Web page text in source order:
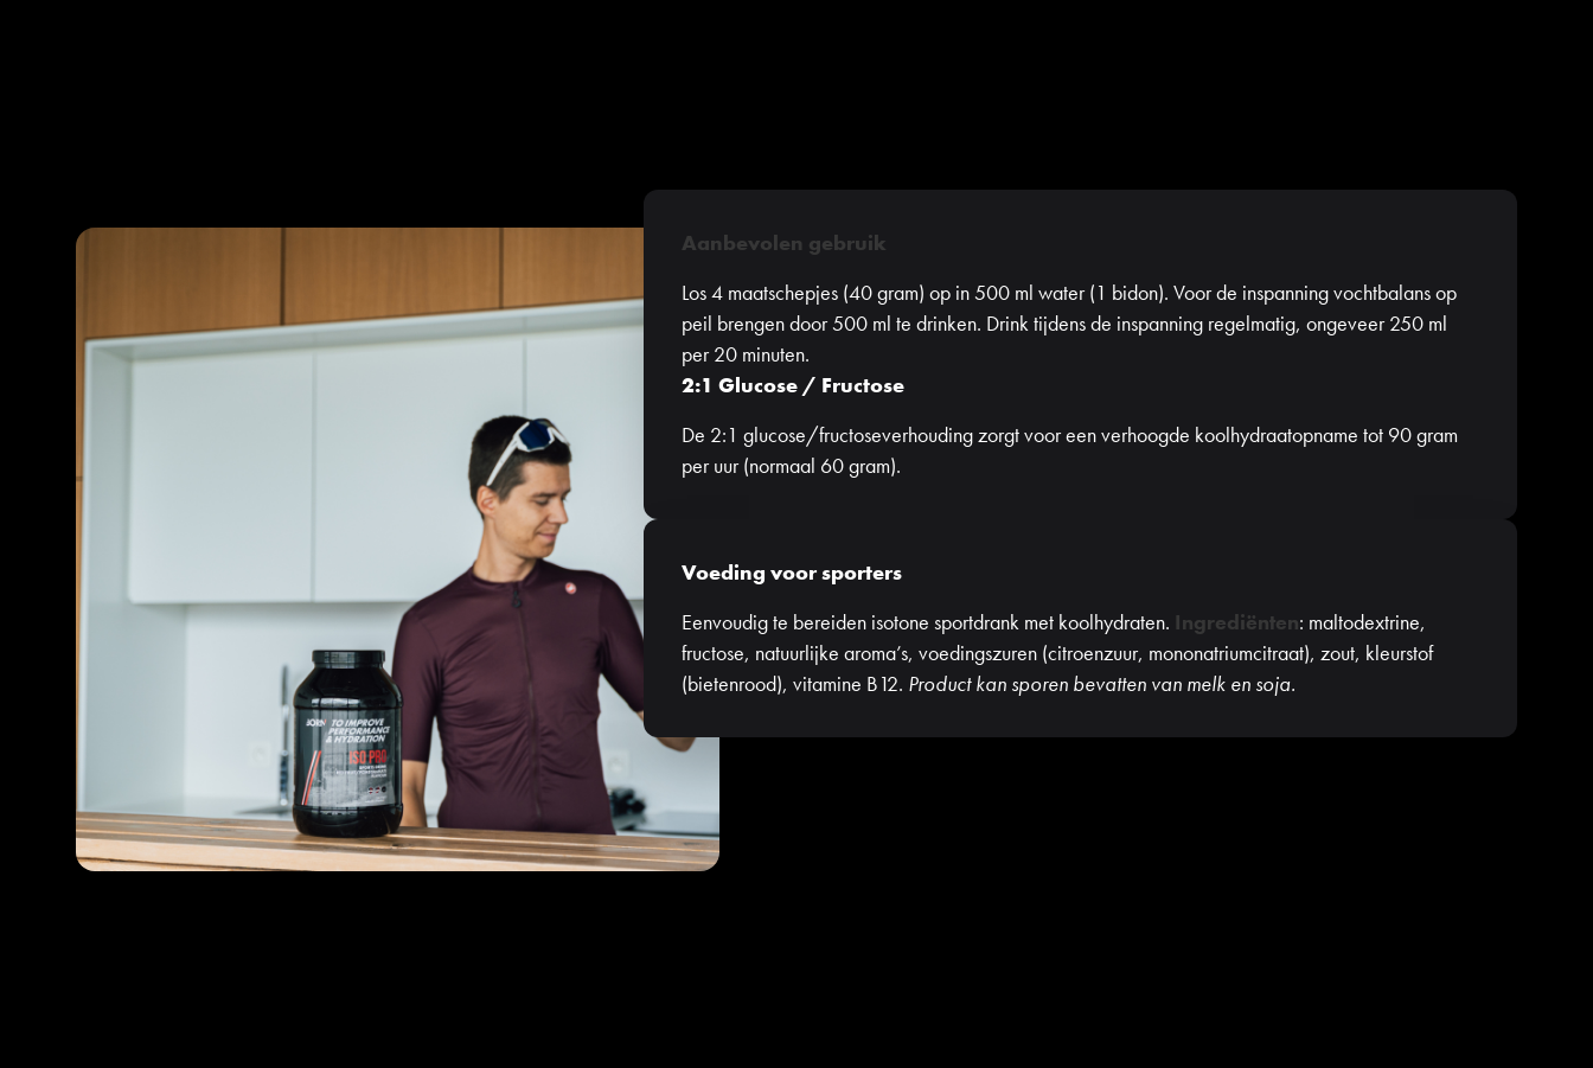
Aanbevolen gebruik
Los 4 maatschepjes (40 gram) op in 500 ml water (1 bidon). Voor de inspanning vochtbalans op
peil brengen door 500 ml te drinken. Drink tijdens de inspanning regelmatig, ongeveer 250 ml
per 20 minuten.
2:1 Glucose / Fructose
De 2:1 glucose/fructoseverhouding zorgt voor een verhoogde koolhydraatopname tot 90 gram
per uur (normaal 60 gram).
Voeding voor sporters
Eenvoudig te bereiden isotone sportdrank met koolhydraten. Ingrediënten: maltodextrine,
fructose, natuurlijke aroma’s, voedingszuren (citroenzuur, mononatriumcitraat), zout, kleurstof
(bietenrood), vitamine B12. Product kan sporen bevatten van melk en soja.